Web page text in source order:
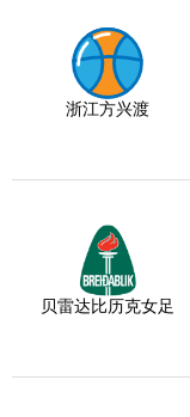
浙江方兴渡
贝雷达比历克女足